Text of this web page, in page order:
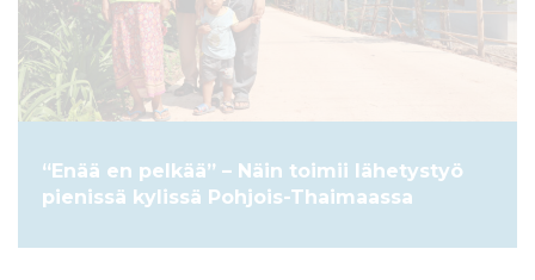
“Enää en pelkää” – Näin toimii lähetystyö
pienissä kylissä Pohjois-Thaimaassa